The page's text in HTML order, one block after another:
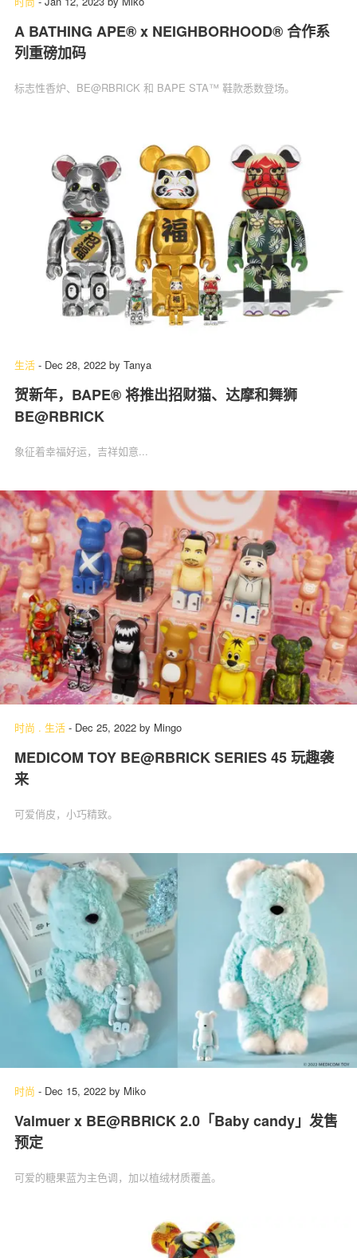
A BATHING APE® x NEIGHBORHOOD® 合作系
列重磅加码
标志性香炉、BE@RBRICK 和 BAPE STA™ 鞋款悉数登场。
生活 - Dec 28, 2022 by Tanya
贺新年，BAPE® 将推出招财猫、达摩和舞狮
BE@RBRICK
象征着幸福好运，吉祥如意...
时尚 . 生活 - Dec 25, 2022 by Mingo
MEDICOM TOY BE@RBRICK SERIES 45 玩趣袭
来
可爱俏皮，小巧精致。
时尚 - Dec 15, 2022 by Miko
Valmuer x BE@RBRICK 2.0「Baby candy」发售
预定
可爱的糖果蓝为主色调，加以植绒材质覆盖。